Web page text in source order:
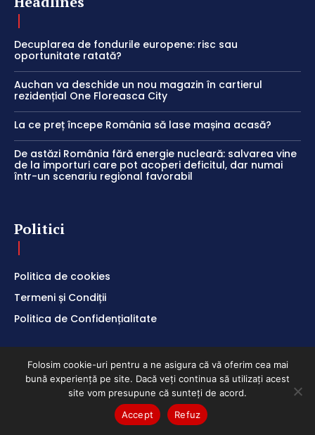
Decuplarea de fondurile europene: risc sau
oportunitate ratată?
Auchan va deschide un nou magazin în cartierul
rezidențial One Floreasca City
La ce preț începe România să lase mașina acasă?
De astăzi România fără energie nucleară: salvarea vine
de la importuri care pot acoperi deficitul, dar numai
într-un scenariu regional favorabil
Politici
Politica de cookies
Termeni și Condiții
Politica de Confidențialitate
ClubEconomic @2026
Folosim cookie-uri pentru a ne asigura că vă oferim cea mai
bună experiență pe site. Dacă veți continua să utilizați acest
site vom presupune că sunteți de acord.
Accept
Refuz